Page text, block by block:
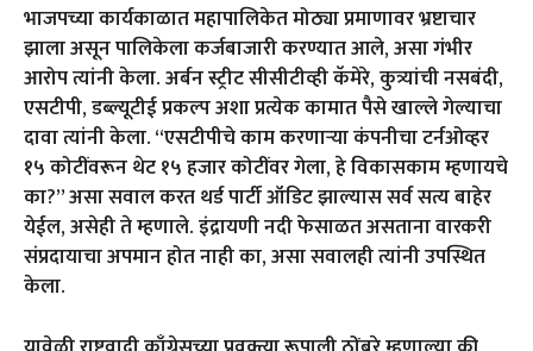
भाजपच्या कार्यकाळात महापालिकेत मोठ्या प्रमाणावर भ्रष्टाचार
झाला असून पालिकेला कर्जबाजारी करण्यात आले, असा गंभीर
आरोप त्यांनी केला. अर्बन स्ट्रीट सीसीटीव्ही कॅमेरे, कुत्र्यांची नसबंदी,
एसटीपी, डब्ल्यूटीई प्रकल्प अशा प्रत्येक कामात पैसे खाल्ले गेल्याचा
दावा त्यांनी केला. “एसटीपीचे काम करणाऱ्या कंपनीचा टर्नओव्हर
१५ कोटींवरून थेट १५ हजार कोटींवर गेला, हे विकासकाम म्हणायचे
का?” असा सवाल करत थर्ड पार्टी ऑडिट झाल्यास सर्व सत्य बाहेर
येईल, असेही ते म्हणाले. इंद्रायणी नदी फेसाळत असताना वारकरी
संप्रदायाचा अपमान होत नाही का, असा सवालही त्यांनी उपस्थित
केला.